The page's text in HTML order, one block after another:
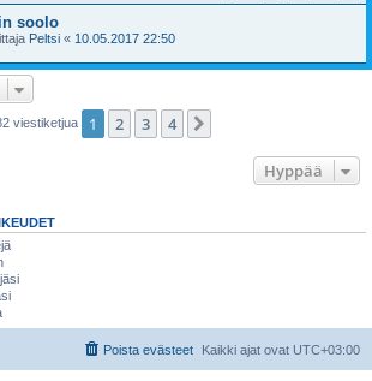
soolo
Peltsi « 10.05.2017 22:50
viestiketjua 1 2 3 4
Hyppää
Kaikki ajat ovat UTC+03:00
Poista evästeet